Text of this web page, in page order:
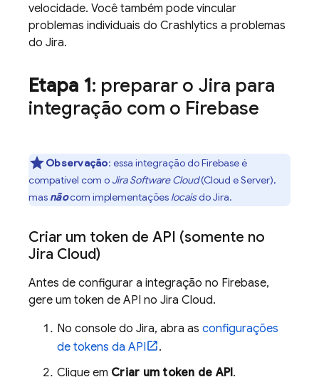
velocidade. Você também pode vincular
problemas individuais do Crashlytics a problemas
do Jira.
Etapa 1: preparar o Jira para
integração com o Firebase
Observação: essa integração do Firebase é
compatível com o Jira Software Cloud(Cloud e Server),
mas nãocom implementações locaisdo Jira.
Criar um token de API (somente no
Jira Cloud)
Antes de configurar a integração no Firebase,
gere um token de API no Jira Cloud.
No console do Jira, abra as configurações
de tokens da API
.
Clique em Criar um token de API.